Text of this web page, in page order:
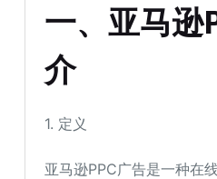
一、亚马逊
介
1. 定义
亚马逊PPC广告是一种在